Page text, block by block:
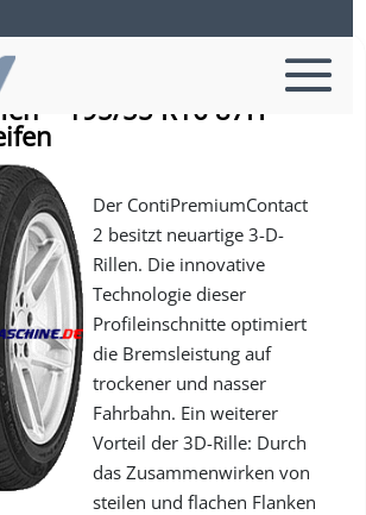
PREMIUMCONTACT 2 *
– 195/55 R16 87H –
Der ContiPremiumContact
2 besitzt neuartige 3-D-
Rillen. Die innovative
Technologie dieser
Profileinschnitte optimiert
die Bremsleistung auf
trockener und nasser
Fahrbahn. Ein weiterer
Vorteil der 3D-Rille: Durch
das Zusammenwirken von
steilen und flachen Flanken